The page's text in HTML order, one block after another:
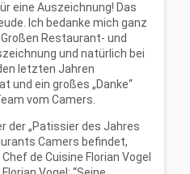
eine Auszeichnung! Das
Ich bedanke mich ganz
Restaurant- und
und natürlich bei
letzten Jahren
und ein großes „Danke“
vom Camers.
der „Patissier des Jahres
Camers befindet,
de Cuisine Florian Vogel